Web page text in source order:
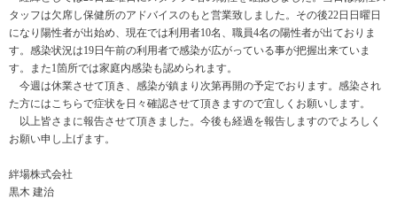
タッフは欠席し保健所のアドバイスのもと営業致しました。その後22日日曜日
になり陽性者が出始め、現在では利用者10名、職員4名の陽性者が出ておりま
す。感染状況は19日午前の利用者で感染が広がっている事が把握出来ていま
す。また1箇所では家庭内感染も認められます。
今週は休業させて頂き、感染が鎮まり次第再開の予定でおります。感染され
た方にはこちらで症状を日々確認させて頂きますので宜しくお願いします。
以上皆さまに報告させて頂きました。今後も経過を報告しますのでよろしく
お願い申し上げます。
絆場株式会社
黒木 建治